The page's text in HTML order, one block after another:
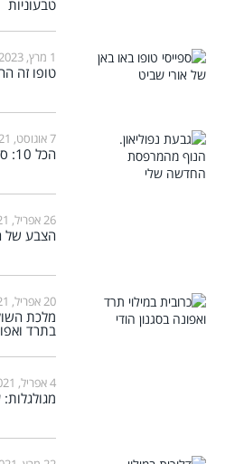
טבעוניות
1 מרץ, 2023
טופו זה
7 אוגוסט, 2021
הכל 10: סיפורים מהחיים בלי מתכונים
26 אפריל, 2021
הצבע של
20 אפריל, 2021
מלכת
בתרד
4 אפריל, 2021